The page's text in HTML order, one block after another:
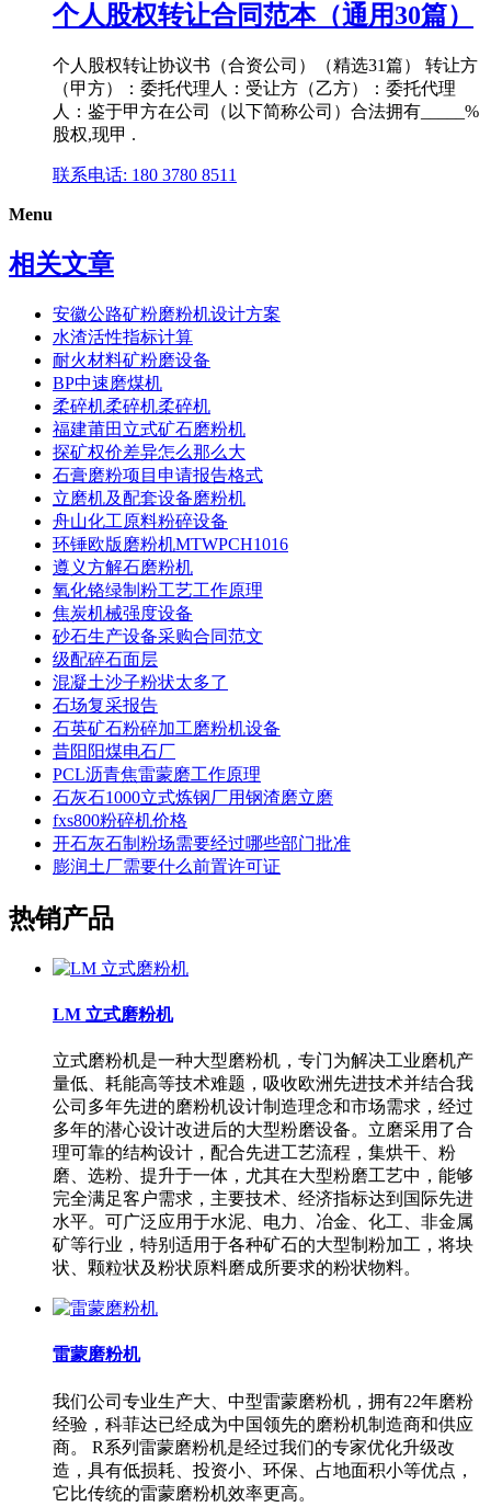
个人股权转让合同范本（通用30篇）
个人股权转让协议书（合资公司）（精选31篇） 转让方
（甲方）：委托代理人：受让方（乙方）：委托代理
人：鉴于甲方在公司（以下简称公司）合法拥有_____%
股权,现甲 .
联系电话: 180 3780 8511
Menu
相关文章
安徽公路矿粉磨粉机设计方案
水渣活性指标计算
耐火材料矿粉磨设备
BP中速磨煤机
柔碎机柔碎机柔碎机
福建莆田立式矿石磨粉机
探矿权价差异怎么那么大
石膏磨粉项目申请报告格式
立磨机及配套设备磨粉机
舟山化工原料粉碎设备
环锤欧版磨粉机MTWPCH1016
遵义方解石磨粉机
氧化铬绿制粉工艺工作原理
焦炭机械强度设备
砂石生产设备采购合同范文
级配碎石面层
混凝土沙子粉状太多了
石场复采报告
石英矿石粉碎加工磨粉机设备
昔阳阳煤电石厂
PCL沥青焦雷蒙磨工作原理
石灰石1000立式炼钢厂用钢渣磨立磨
fxs800粉碎机价格
开石灰石制粉场需要经过哪些部门批准
膨润土厂需要什么前置许可证
热销产品
LM 立式磨粉机
立式磨粉机是一种大型磨粉机，专门为解决工业磨机产
量低、耗能高等技术难题，吸收欧洲先进技术并结合我
公司多年先进的磨粉机设计制造理念和市场需求，经过
多年的潜心设计改进后的大型粉磨设备。立磨采用了合
理可靠的结构设计，配合先进工艺流程，集烘干、粉
磨、选粉、提升于一体，尤其在大型粉磨工艺中，能够
完全满足客户需求，主要技术、经济指标达到国际先进
水平。可广泛应用于水泥、电力、冶金、化工、非金属
矿等行业，特别适用于各种矿石的大型制粉加工，将块
状、颗粒状及粉状原料磨成所要求的粉状物料。
雷蒙磨粉机
我们公司专业生产大、中型雷蒙磨粉机，拥有22年磨粉
经验，科菲达已经成为中国领先的磨粉机制造商和供应
商。 R系列雷蒙磨粉机是经过我们的专家优化升级改
造，具有低损耗、投资小、环保、占地面积小等优点，
它比传统的雷蒙磨粉机效率更高。